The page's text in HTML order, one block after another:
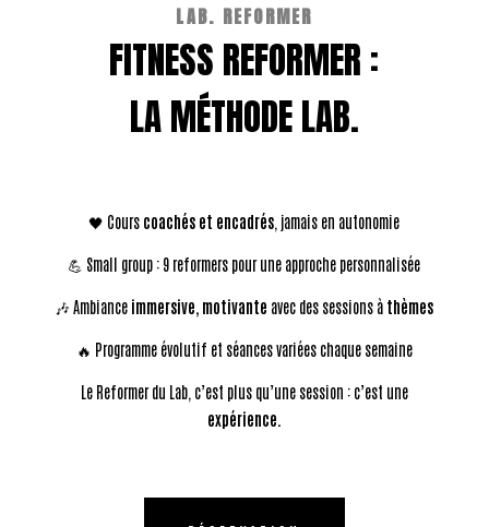
LAB. REFORMER
FITNESS REFORMER :
LA MÉTHODE LAB.
🖤 Cours coachés et encadrés , jamais en autonomie
💪 Small group : 9 reformers pour une approche personnalisée
🎶 Ambiance immersive, motivante avec des sessions à thèmes
🔥 Programme évolutif et séances variées chaque semaine
Le Reformer du Lab, c’est plus qu’une session : c’est une
expérience.